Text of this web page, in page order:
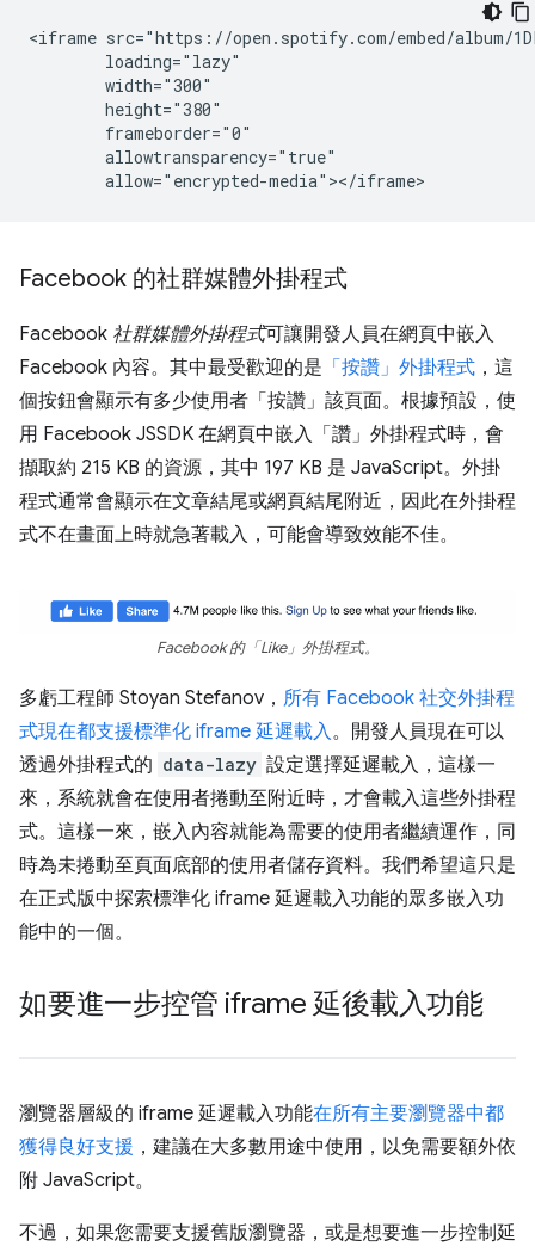
<iframe src="https://open.spotify.com/embed/album/
        loading="lazy"
        width="300"
        height="380"
        frameborder="0"
        allowtransparency="true"
Facebook 的社群媒體外掛程式
Facebook 社群媒體外掛程式可讓開發人員在網頁中嵌入
Facebook 內容。其中最受歡迎的是 「按讚」外掛程式 ，這
個按鈕會顯示有多少使用者「按讚」該頁面。根據預設，使
用 Facebook JSSDK 在網頁中嵌入「讚」外掛程式時，會
擷取約 215 KB 的資源，其中 197 KB 是 JavaScript。外掛
程式通常會顯示在文章結尾或網頁結尾附近，因此在外掛程
式不在畫面上時就急著載入，可能會導致效能不佳。
Facebook 的「Like」外掛程式。
多虧工程師 Stoyan Stefanov， 所有 Facebook 社交外掛程
式現在都支援標準化 iframe 延遲載入。開發人員現在可以
透過外掛程式的 data-lazy 設定選擇延遲載入，這樣一
來，系統就會在使用者捲動至附近時，才會載入這些外掛程
式。這樣一來，嵌入內容就能為需要的使用者繼續運作，同
時為未捲動至頁面底部的使用者儲存資料。我們希望這只是
在正式版中探索標準化 iframe 延遲載入功能的眾多嵌入功
能中的一個。
如要進一步控管 iframe 延後載入功能
瀏覽器層級的 iframe 延遲載入功能在所有主要瀏覽器中都
獲得良好支援 ，建議在大多數用途中使用，以免需要額外依
附 JavaScript。
不過，如果您需要支援舊版瀏覽器，或是想要進一步控制延